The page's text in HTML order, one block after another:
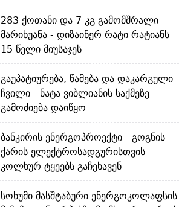
283 ქოთანი და 7 კგ გამომშრალი
მარიხუანა - დიზაინერ რატი რატიანს
15 წელი მიუსაჯეს
გაუპატიურება, წამება და დაკარგული
ჩვილი - ნატა ვიბლიანის საქმეზე
გამოძიება დაიწყო
ბანკირის ენერგოპროექტი - გოგნის
ქარის ელექტროსადგურისთვის
კოლხურ ტყეებს გაჩეხავენ
სოხუმი მასშტაბური ენერგოკოლაფსის